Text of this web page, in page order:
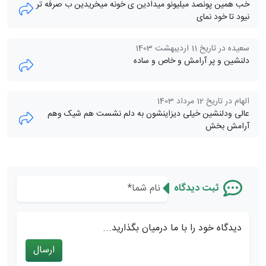
خب همین پونصد میلیونو میدادین ی خونه میخریدین ب صرفه تر
نیود تا خود نمای
سعیده در تاریخ 11 اردیبهشت 1403
دلنشین و پر آرامش و خاص و ساده
الهام در تاریخ 12 مرداد 1403
عالی ودلنشین خیلی دیزاینشون به دلم نشست هم شیک وهم
آرامش بخش
ثبت دیدگاه
دیدگاه خود را با ما درمیان بگذارید...
ارسال